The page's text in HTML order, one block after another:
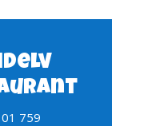
759